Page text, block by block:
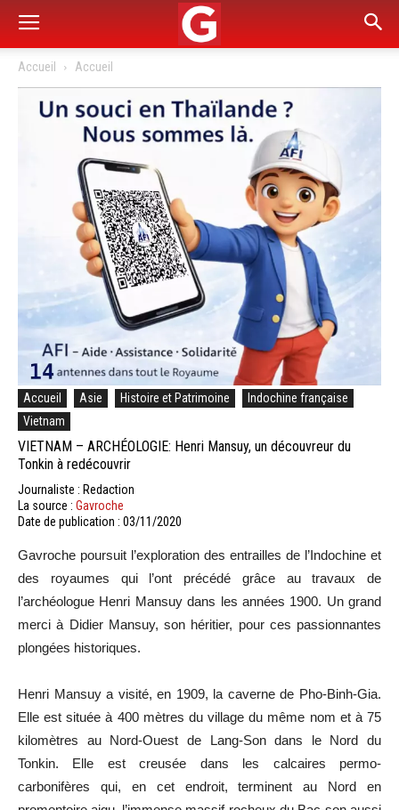
Accueil Accueil
Accueil Asie Histoire et Patrimoine
Indochine française
Vietnam
VIETNAM – ARCHÉOLOGIE: Henri Mansuy, un découvreur du
Tonkin à redécouvrir
Journaliste : Redaction
La source : Gavroche
Date de publication : 03/11/2020
Gavroche poursuit l’exploration des entrailles de l’Indochine et
des royaumes qui l’ont précédé grâce au travaux de
l’archéologue Henri Mansuy dans les années 1900. Un grand
merci à Didier Mansuy, son héritier, pour ces passionnantes
plongées historiques.
Henri Mansuy a visité, en 1909, la caverne de Pho-Binh-Gia.
Elle est située à 400 mètres du village du même nom et à 75
kilomètres au Nord-Ouest de Lang-Son dans le Nord du
Tonkin. Elle est creusée dans les calcaires permo-
carbonifères qui, en cet endroit, terminent au Nord en